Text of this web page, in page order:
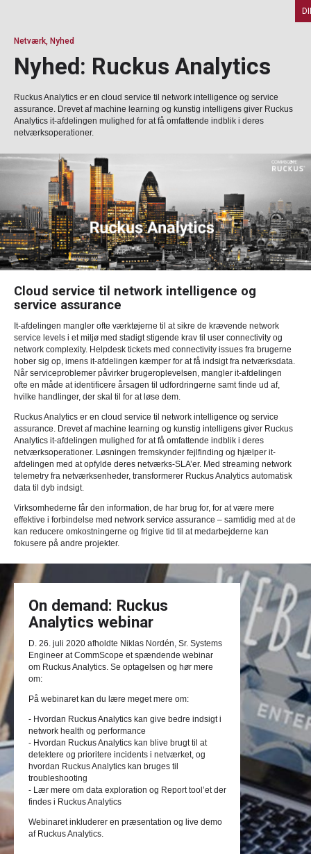
Netværk, Nyhed
Nyhed: Ruckus Analytics
Ruckus Analytics er en cloud service til network intelligence og service
assurance. Drevet af machine learning og kunstig intelligens giver Ruckus
Analytics it-afdelingen mulighed for at få omfattende indblik i deres
netværksoperationer.
Cloud service til network intelligence og
service assurance
It-afdelingen mangler ofte værktøjerne til at sikre de krævende network
service levels i et miljø med stadigt stigende krav til user connectivity og
network complexity. Helpdesk tickets med connectivity issues fra brugerne
hober sig op, imens it-afdelingen kæmper for at få indsigt fra netværksdata.
Når serviceproblemer påvirker brugeroplevelsen, mangler it-afdelingen
ofte en måde at identificere årsagen til udfordringerne samt finde ud af,
hvilke handlinger, der skal til for at løse dem.
Ruckus Analytics er en cloud service til network intelligence og service
assurance. Drevet af machine learning og kunstig intelligens giver Ruckus
Analytics it-afdelingen mulighed for at få omfattende indblik i deres
netværksoperationer. Løsningen fremskynder fejlfinding og hjælper it-
afdelingen med at opfylde deres netværks-SLA’er. Med streaming network
telemetry fra netværksenheder, transformerer Ruckus Analytics automatisk
data til dyb indsigt.
Virksomhederne får den information, de har brug for, for at være mere
effektive i forbindelse med network service assurance – samtidig med at de
kan reducere omkostningerne og frigive tid til at medarbejderne kan
fokusere på andre projekter.
On demand: Ruckus
Analytics webinar
D. 26. juli 2020 afholdte Niklas Nordén, Sr. Systems
Engineer at CommScope et spændende webinar
om Ruckus Analytics. Se optagelsen og hør mere
om:
På webinaret kan du lære meget mere om:
- Hvordan Ruckus Analytics kan give bedre indsigt i
network health og performance
- Hvordan Ruckus Analytics kan blive brugt til at
detektere og prioritere incidents i netværket, og
hvordan Ruckus Analytics kan bruges til
troubleshooting
- Lær mere om data exploration og Report tool’et der
findes i Ruckus Analytics
Webinaret inkluderer en præsentation og live demo
af Ruckus Analytics.